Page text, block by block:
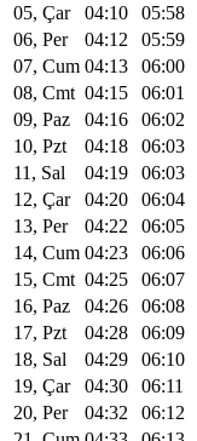
05, Çar
04:10 05:58
06, Per
04:12 05:59
07, Cum 04:13 06:00
08, Cmt 04:15 06:01
09, Paz
04:16 06:02
10, Pzt
04:18 06:03
11, Sal
04:19 06:03
12, Çar
04:20 06:04
13, Per
04:22 06:05
14, Cum 04:23 06:06
15, Cmt 04:25 06:07
16, Paz
04:26 06:08
17, Pzt
04:28 06:09
18, Sal
04:29 06:10
19, Çar
04:30 06:11
20, Per
04:32 06:12